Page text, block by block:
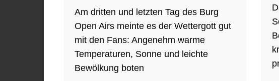
Am dritten und letzten Tag des Burg
Open Airs meinte es der Wettergott gut
mit den Fans: Angenehm warme
Temperaturen, Sonne und leichte
Bewölkung boten